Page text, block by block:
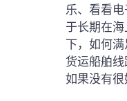
乐、看看
于长期在
下，如何
货运船舶线
如果没有